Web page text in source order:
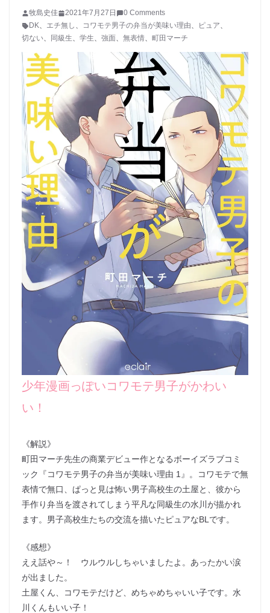
牧島史佳 2021年7月27日
0 Comments
DK、 エチ無し 、 コワモテ男子の弁当が美味い理由、 ピュア、
切ない、 同級生、 学生、 強面、 無表情、 町田マーチ
少年漫画っぽいコワモテ男子がかわい
い！
《解説》
町田マーチ先生の商業デビュー作となるボーイズラブコミ
ック『コワモテ男子の弁当が美味い理由 1』。コワモテで無
表情で無口、ぱっと見は怖い男子高校生の土屋と、彼から
手作り弁当を渡されてしまう平凡な同級生の水川が描かれ
ます。男子高校生たちの交流を描いたピュアなBLです。
《感想》
ええ話や～！ ウルウルしちゃいましたよ。あったかい涙
が出ました。
土屋くん、コワモテだけど、めちゃめちゃいい子です。水
川くんもいい子！